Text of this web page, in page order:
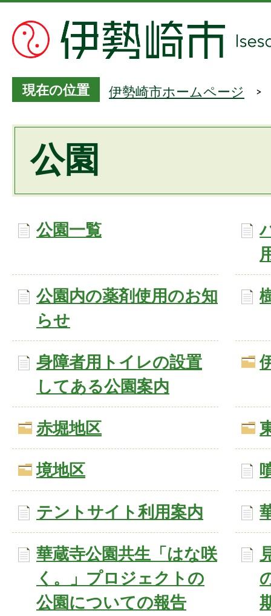
現在の位置 伊勢崎市ホームページ
公園
公園一覧
公園内の薬剤使用のお知
らせ
身障者用トイレの設置
してある公園案内
赤堀地区
境地区
テントサイト利用案内
華蔵寺公園共生「はな咲
く。」プロジェクトの
公園についての報告